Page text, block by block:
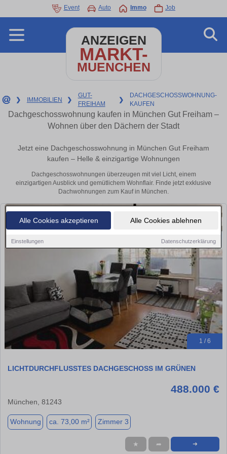
Alle Cookies akzeptieren Alle Cookies ablehnen
Einstellungen Datenschutzerklärung
Event Auto Immo Job
ANZEIGEN
MARKT-
MUENCHEN
❯ IMMOBILIEN ❯
GUT-
FREIHAM
❯
DACHGESCHOSSWOHNUNG-
KAUFEN
Dachgeschosswohnung kaufen in München Gut Freiham –
Wohnen über den Dächern der Stadt
Jetzt eine Dachgeschosswohnung in München Gut Freiham
kaufen – Helle & einzigartige Wohnungen
Dachgeschosswohnungen überzeugen mit viel Licht, einem
einzigartigen Ausblick und gemütlichem Wohnflair. Finde jetzt exklusive
Dachwohnungen zum Kauf in München.
1 / 6
LICHTDURCHFLUSSTES DACHGESCHOSS IM GRÜNEN
488.000 €
München, 81243
Wohnung ca. 73,00 m² Zimmer 3
★ ➦ ➜